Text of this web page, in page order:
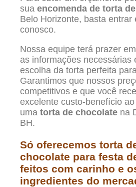
sua encomenda de torta
Belo Horizonte, basta entrar
conosco.
Nossa equipe terá prazer
as informações necessárias
escolha da torta perfeita
Garantimos que nossos
competitivos e que você
excelente custo-benefício
uma torta de chocolate na
BH.
Só oferecemos torta
chocolate para festa
feitos com carinho e
ingredientes do